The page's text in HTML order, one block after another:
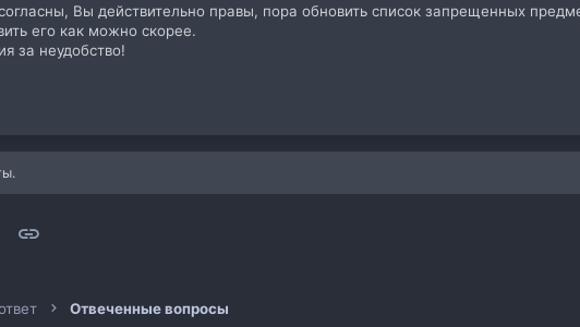
Вы действительно правы, пора обновить список запрещенных
его как можно скорее.
за неудобство!
Электронная почта
Отвеченные вопросы